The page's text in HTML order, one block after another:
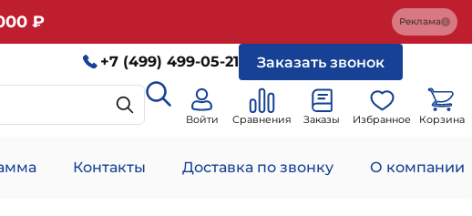
₽ Реклама
+7 (499) 499-05-21 Заказать звонок
Войти Сравнения Заказы Избранное Корзина
Контакты Доставка по звонку О компании